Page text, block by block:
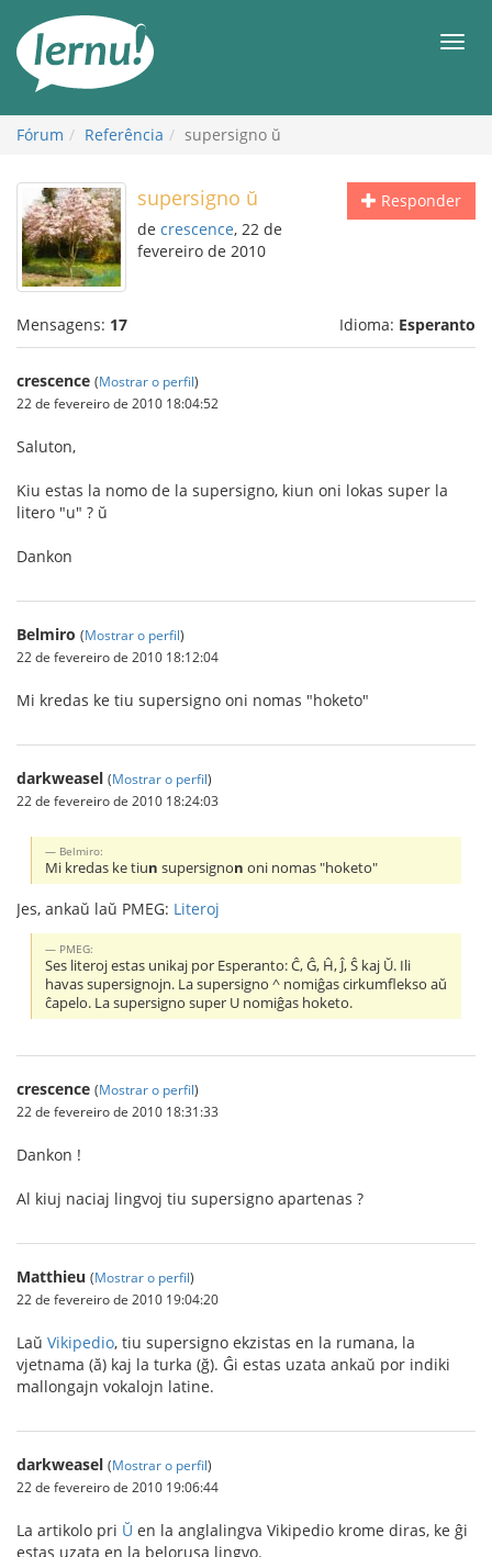
conteúdo
Fórum Referência supersigno ŭ
Responder
supersigno ŭ
de crescence, 22 de
fevereiro de 2010
Mensagens: 17 Idioma: Esperanto
crescence (Mostrar o perfil)
22 de fevereiro de 2010 18:04:52
Saluton,
Kiu estas la nomo de la supersigno, kiun oni lokas super la
litero "u" ? ŭ
Dankon
Belmiro (Mostrar o perfil)
22 de fevereiro de 2010 18:12:04
Mi kredas ke tiu supersigno oni nomas "hoketo"
darkweasel (Mostrar o perfil)
22 de fevereiro de 2010 18:24:03
Belmiro:
Mi kredas ke tiun supersignon oni nomas "hoketo"
Jes, ankaŭ laŭ PMEG: Literoj
PMEG:
Ses literoj estas unikaj por Esperanto: Ĉ, Ĝ, Ĥ, Ĵ, Ŝ kaj Ŭ. Ili
havas supersignojn. La supersigno ^ nomiĝas cirkumflekso aŭ
ĉapelo. La supersigno super U nomiĝas hoketo.
crescence (Mostrar o perfil)
22 de fevereiro de 2010 18:31:33
Dankon !
Al kiuj naciaj lingvoj tiu supersigno apartenas ?
Matthieu (Mostrar o perfil)
22 de fevereiro de 2010 19:04:20
Laŭ Vikipedio, tiu supersigno ekzistas en la rumana, la
vjetnama (ă) kaj la turka (ğ). Ĝi estas uzata ankaŭ por indiki
mallongajn vokalojn latine.
darkweasel (Mostrar o perfil)
22 de fevereiro de 2010 19:06:44
La artikolo pri Ŭ en la anglalingva Vikipedio krome diras, ke ĝi
estas uzata en la belorusa lingvo.